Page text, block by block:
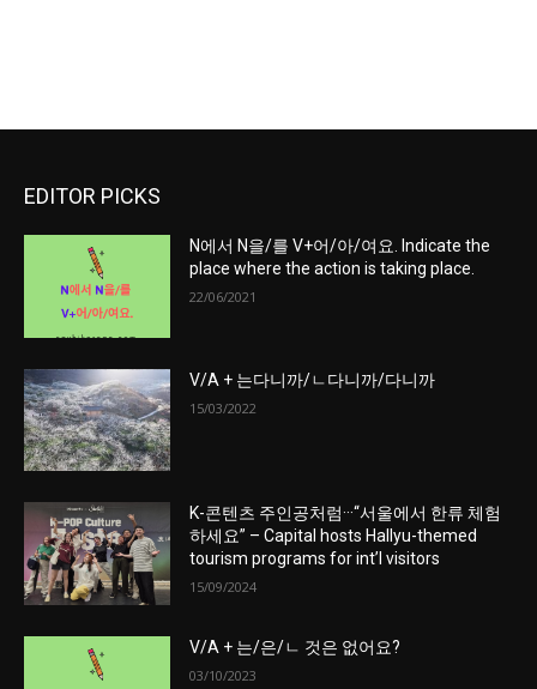
EDITOR PICKS
N에서 N을/를 V+어/아/여요. Indicate the
place where the action is taking place.
22/06/2021
V/A + 는다니까/ㄴ다니까/다니까
15/03/2022
K-콘텐츠 주인공처럼···“서울에서 한류 체험
하세요” – Capital hosts Hallyu-themed
tourism programs for int’l visitors
15/09/2024
V/A + 는/은/ㄴ 것은 없어요?
03/10/2023